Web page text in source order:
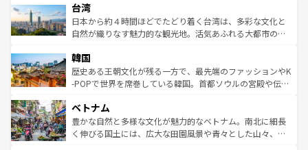
ならではの贅沢な旅のスタイルだ。 なお、新着のアメリカ
情報はコンテンツ一覧を参照してほしい。
れるおもてなしの心で訪れる人々を迎えてくれるハワイの
人々、おいしいローカルフードやハワイアンミュージッ
ク、伝統的なフラダンスなど、すべてがハワイの魅力を彩
ワイを、存分に味わってほしい。 なお、新着のハワイ情報
はコンテンツ一覧を参照してほしい。
リアリーフや大陸中央部にそびえるウルル（エアーズロッ
ク）、タスマニアの美しい原生林やケアンズの熱帯雨林な
ど、見どころがたくさん。また、カフェやワイン、オージ
いる。アクティビティも充実しており、サーフィンやダイ
ビング、ハイキングなど、アウトドア好きにはたまらな
い。オーストラリアの多彩な魅力を存分に味わいつくそ
参照してほしい。
台湾
日本から約４時間ほどでたどり着く台湾は、多彩な文化と
自然が織りなす魅力的な観光地。活気あふれる大都市の台
ン）、静ひつな山岳地帯である台湾東部など、都市の喧騒
と山間の静けさが共存しており、訪れる人に新しい発見と
驚きをもたらしてくれる。また、奥深い台湾の食文化も魅
容にもいいと評判のスイーツなど、バラエティ豊かな料理
が味わえる。 なお、新着の台湾情報は コンテンツ一覧を参
照してほしい。
韓国
歴史ある王朝文化が残る一方で、最先端のファッションやK
-POPで世界を席巻している韓国。首都ソウルの宮殿や伝統
き、地方に足を延ばせば四季折々の自然美を楽しむことが
できる。そして、キムチや焼肉、絶品のストリートフード
まで、さまざまな韓国料理が待っている。夜には、韓国な
ベトナム
豊かな自然と多様な文化が魅力的なベトナム。南北に細長
く伸びる国土には、広大な田園風景や青々とした山々、世